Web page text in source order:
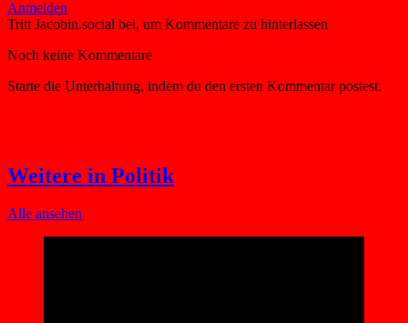
Weitere in Politik
Alle ansehen